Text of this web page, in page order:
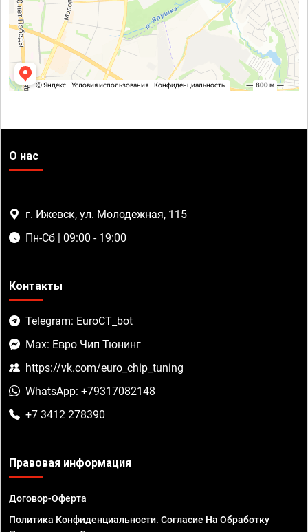
О нас
г. Ижевск, ул. Молодежная, 115
Пн-Сб | 09:00 - 19:00
Контакты
Telegram: EuroCT_bot
Max: Евро Чип Тюнинг
https://vk.com/euro_chip_tuning
WhatsApp: +79317082148
+7 3412 278390
Правовая информация
Договор-Оферта
Политика Конфиденциальности. Согласие На Обработку